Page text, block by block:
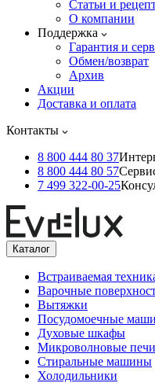
Статьи и
О компании
Поддержка
Гарантия и
Обмен/возврат
Архив
Акции
Доставка и оплата
Контакты
8 800 444 80 37
8 800 444 80 57
7 499 322-00-25
Каталог
Встраиваемая
Варочные
Вытяжки
Посудомоечные
Духовые шкафы
Микроволновые печи
Стиральные машины
Холодильники